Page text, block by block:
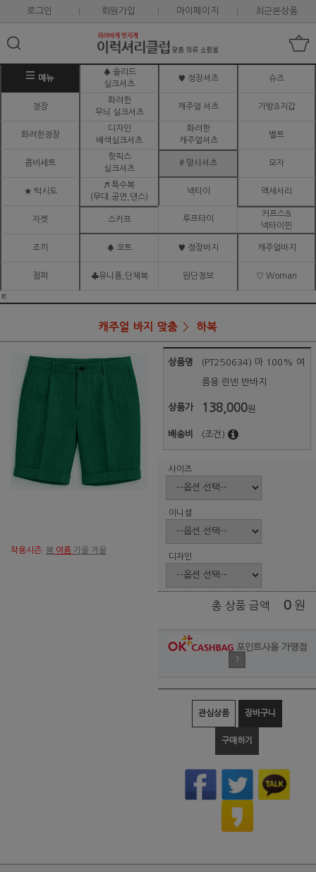
로그인 회원가입 마이페이지 최근본상품
메뉴
♠ 솔리드
실크셔츠
♥ 정장셔츠 슈즈
정장
화려한
무늬 실크셔츠
캐주얼 셔츠 가방&지갑
화려한정장
디자인
배색실크셔츠
화려한
캐주얼셔츠
벨트
콤비세트
핫픽스
실크셔츠
# 망사셔츠 모자
★ 턱시도
♬ 특수복
(무대.공연,댄스)
넥타이 액세서리
자켓 스카프 루프타이
커프스&
넥타이핀
조끼 ♠ 코트 ♥ 정장바지 캐주얼바지
점퍼 ♣유니폼,단체복 원단정보 ♡ Woman
ㅌ
캐주얼 바지 맞춤 하복
착용시즌: 봄 여름 가을 겨울
상품명 (PT250634) 마 100% 여
름용 린넨 반바지
상품가 138,000원
배송비 (조건)
사이즈
이니셜
디자인
총 상품 금액 0 원
포인트사용 가맹점
?
관심상품 장바구니
구매하기